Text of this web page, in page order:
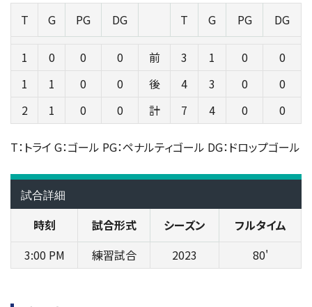
T G PG DG T G PG DG
1 0 0 0 前 3 1 0
0
1
1 0 0 後 4 3 0
0
2
1 0 0 計 7 4 0 0
T：トライ G：ゴール PG：ペナルティゴール DG：ドロップゴール
試合詳細
時刻
試合形式 シーズン
フルタイム
3:00 PM
練習試合 2023 80'